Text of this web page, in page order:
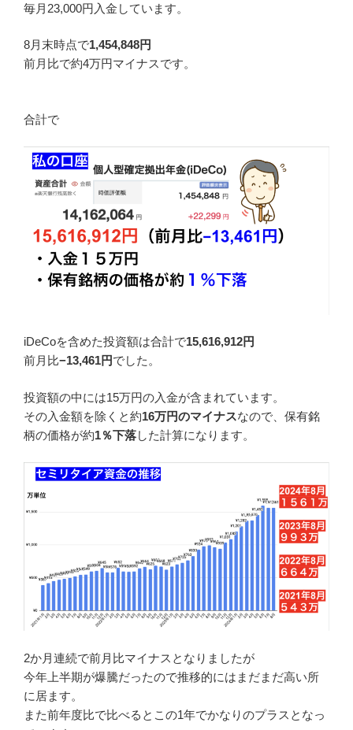
毎月23,000円入金しています。
8月末時点で1,454,848円
前月比で約4万円マイナスです。
合計で
iDeCoを含めた投資額は合計で15,616,912円
前月比−13,461円でした。
投資額の中には15万円の入金が含まれています。
その入金額を除くと約16万円のマイナスなので、保有銘
柄の価格が約1％下落した計算になります。
2か月連続で前月比マイナスとなりましたが
今年上半期が爆騰だったので推移的にはまだまだ高い所
に居ます。
また前年度比で比べるとこの1年でかなりのプラスとなっ